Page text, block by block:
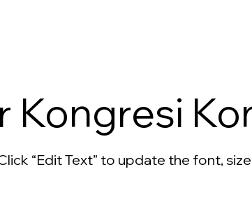
Kongresi
“Edit Text” to update the font,